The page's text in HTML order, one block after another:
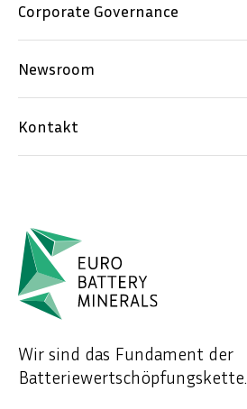
Corporate Governance
Newsroom
Kontakt
Wir sind das Fundament der
Batteriewertschöpfungskette.